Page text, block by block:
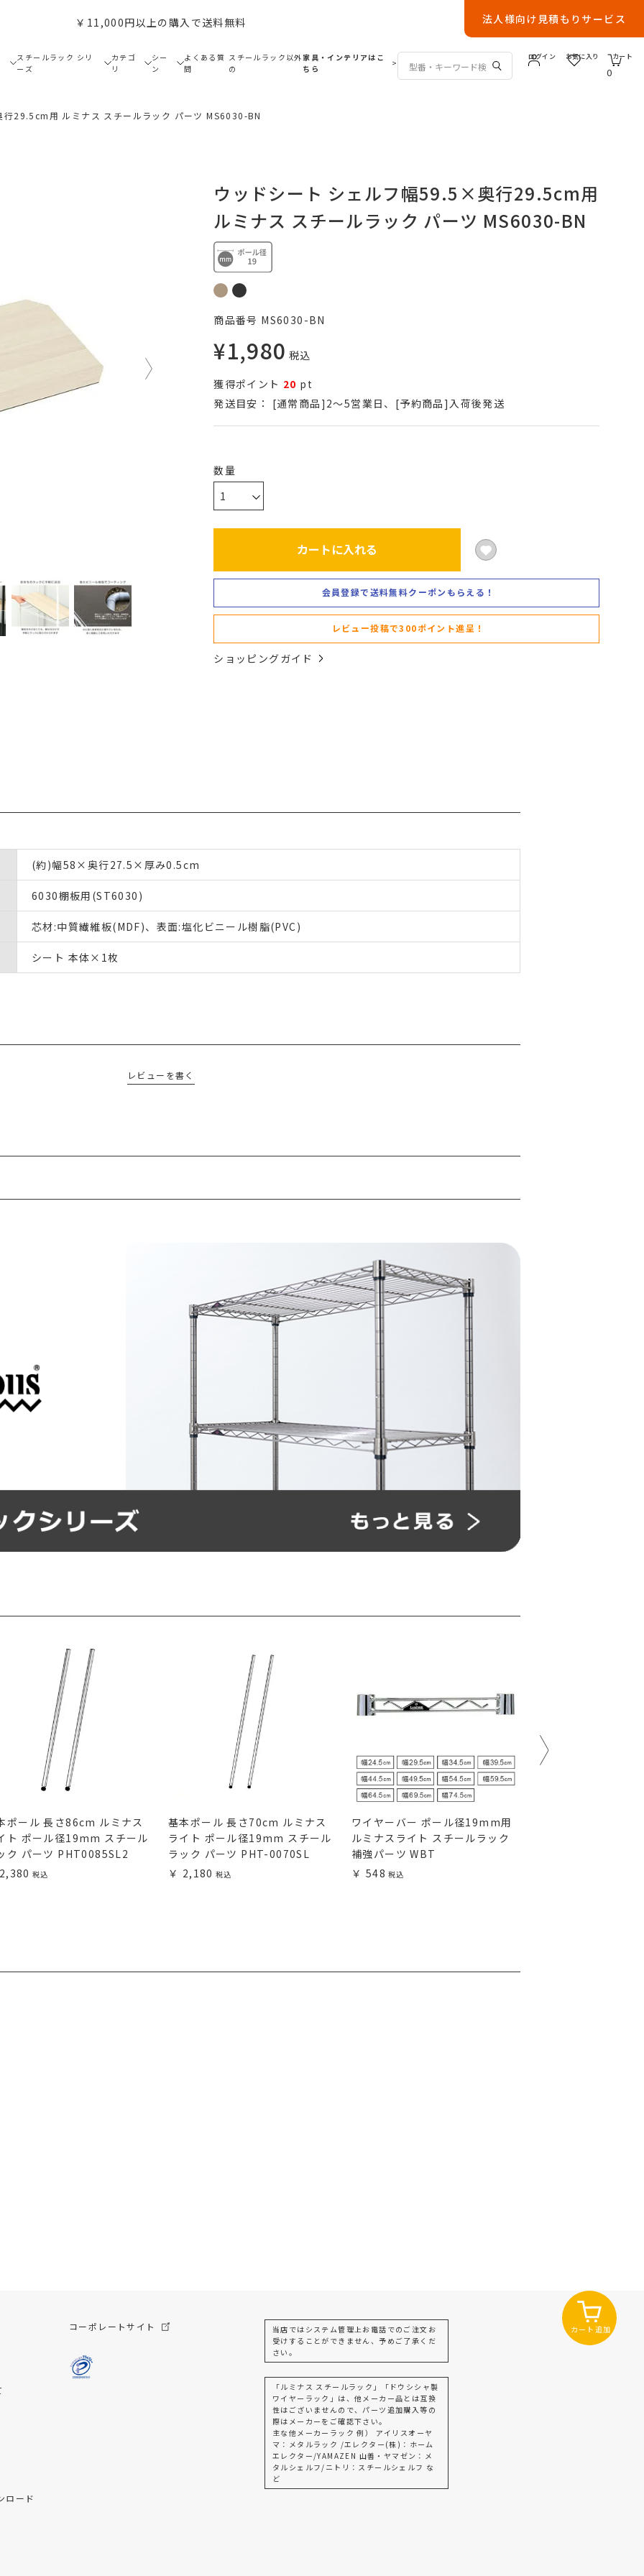
￥11,000円以上の購入で送料無料 法人様向け見積もりサービス
スチールラック シリ
ーズ
カテゴ
リ
シー
ン
よくある質
問
スチールラック以外
の
家具・インテリアはこ
ちら
>
ログイン お気に入り
0
カート
29.5cm用 ルミナス スチールラック パーツ MS6030-BN
ウッドシート シェルフ幅59.5×奥行29.5cm用
ルミナス スチールラック パーツ MS6030-BN
商品番号 MS6030-BN
¥1,980 税込
獲得ポイント 20 pt
発送目安：
[通常商品]2～5営業日、[予約商品]入荷後発送
カートに入れる
会員登録で送料無料クーポンもらえる！
レビュー投稿で300ポイント進呈！
ショッピングガイド
(約)幅58×奥行27.5×厚み0.5cm
6030棚板用(ST6030)
芯材:中質繊維板(MDF)、表面:塩化ビニール樹脂(PVC)
シート 本体×1枚
レビューを書く
ポール 長さ86cm ルミナス
ト ポール径19mm スチール
ク パーツ PHT0085SL2
基本ポール 長さ70cm ルミナス
ライト ポール径19mm スチール
ラック パーツ PHT-0070SL
2,180
ワイヤーバー ポール径19mm用
ルミナスライト スチールラック
補強パーツ WBT
548
カート追加
ロード
コーポレートサイト
当店ではシステム管理上お電話でのご注文お
受けすることができません、予めご了承くだ
さい。
「ルミナス スチールラック」「ドウシシャ製
ワイヤーラック」は、他メーカー品とは互換
性はございませんので、パーツ追加購入等の
際はメーカーをご確認下さい。
主な他メーカーラック 例） アイリスオーヤ
マ：メタルラック /エレクター(株)：ホーム
エレクター/YAMAZEN 山善・ヤマゼン：メ
タルシェルフ/ニトリ：スチールシェルフ な
ど